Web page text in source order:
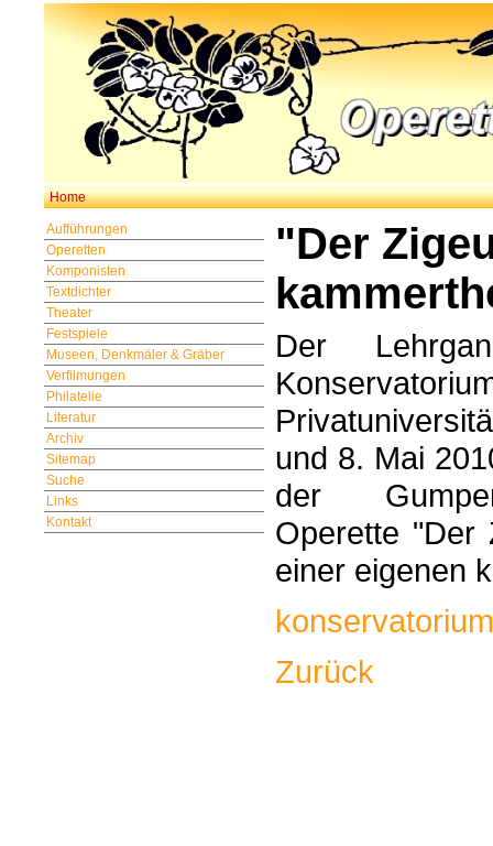
Home
Aufführungen
Operetten
Komponisten
Textdichter
Theater
Festspiele
Museen, Denkmäler & Gräber
Verfilmungen
Philatelie
Literatur
Archiv
Sitemap
Suche
Links
Kontakt
"Der
Der
und 8. Mai
der
Operette "Der
einer eigenen
Zurück